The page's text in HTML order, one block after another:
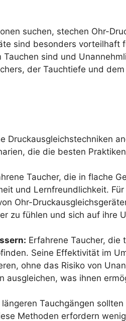
suchen, stechen Ohr-
sind besonders
sind und
der Tauchtiefe und
Druckausgleichstechniken
die die besten
Taucher, die in flache
und Lernfreundlichkeit.
Ohr-
zu fühlen und sich auf ihre
Erfahrene Taucher,
Seine Effektivität im
ohne das Risiko von
ausgleichen, was ihnen
Tauchgängen
Methoden erfordern